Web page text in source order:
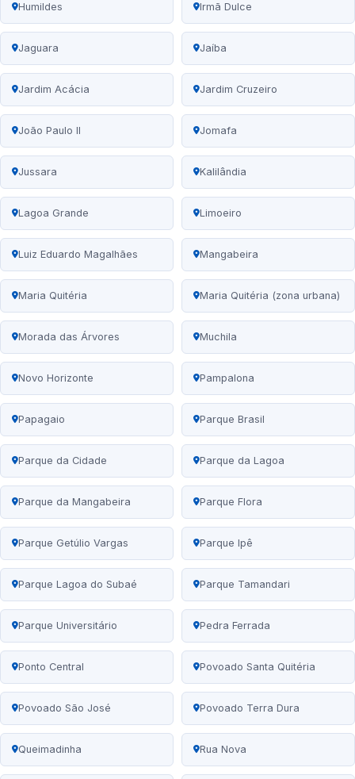
Humildes Irmã Dulce
Jaguara Jaíba
Jardim Acácia Jardim Cruzeiro
João Paulo II Jomafa
Jussara Kalilândia
Lagoa Grande Limoeiro
Luiz Eduardo Magalhães Mangabeira
Maria Quitéria Maria Quitéria (zona urbana)
Morada das Árvores Muchila
Novo Horizonte Pampalona
Papagaio Parque Brasil
Parque da Cidade Parque da Lagoa
Parque da Mangabeira Parque Flora
Parque Getúlio Vargas Parque Ipê
Parque Lagoa do Subaé Parque Tamandari
Parque Universitário Pedra Ferrada
Ponto Central Povoado Santa Quitéria
Povoado São José Povoado Terra Dura
Queimadinha Rua Nova